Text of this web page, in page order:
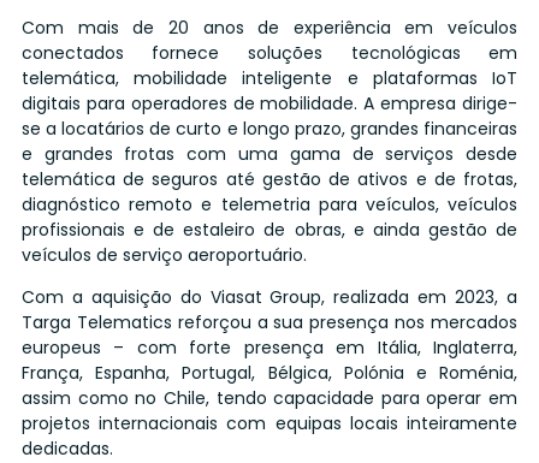
Com mais de 20 anos de experiência em veículos
conectados fornece soluções tecnológicas em
telemática, mobilidade inteligente e plataformas IoT
digitais para operadores de mobilidade. A empresa dirige-
se a locatários de curto e longo prazo, grandes financeiras
e grandes frotas com uma gama de serviços desde
telemática de seguros até gestão de ativos e de frotas,
diagnóstico remoto e telemetria para veículos, veículos
profissionais e de estaleiro de obras, e ainda gestão de
veículos de serviço aeroportuário.
Com a aquisição do Viasat Group, realizada em 2023, a
Targa Telematics reforçou a sua presença nos mercados
europeus – com forte presença em Itália, Inglaterra,
França, Espanha, Portugal, Bélgica, Polónia e Roménia,
assim como no Chile, tendo capacidade para operar em
projetos internacionais com equipas locais inteiramente
dedicadas.